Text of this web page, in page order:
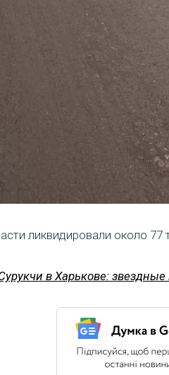
ликвидировали около
в Харькове: